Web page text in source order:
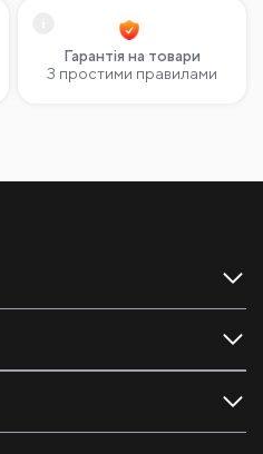
Гарантія на товари
З простими правилами